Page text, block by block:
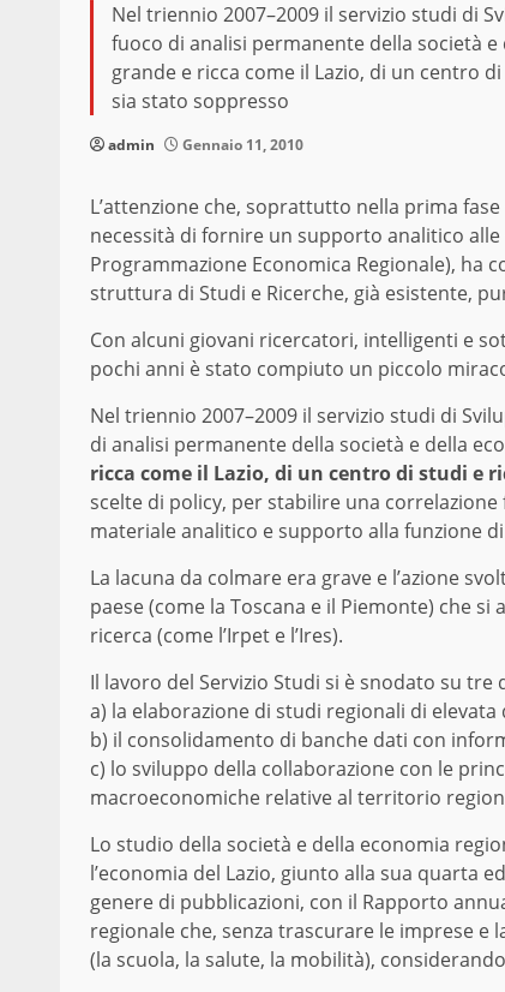
Nel triennio 2007–2009 il servizio studi di
fuoco di analisi permanente della società
grande e ricca come il Lazio, di un centro
sia stato soppresso
admin Gennaio 11, 2010
L’attenzione che, soprattutto nella prima
necessità di fornire un supporto analitico
Programmazione Economica Regionale),
struttura di Studi e Ricerche, già esistente,
Con alcuni giovani ricercatori, intelligenti e
pochi anni è stato compiuto un piccolo
Nel triennio 2007–2009 il servizio studi di
di analisi permanente della società e della
ricca come il Lazio, di un centro di studi e
scelte di policy, per stabilire una
materiale analitico e supporto alla funzione
La lacuna da colmare era grave e l’azione
paese (come la Toscana e il Piemonte) che
ricerca (come l’Irpet e l’Ires).
Il lavoro del Servizio Studi si è snodato su
a) la elaborazione di studi regionali di elevata
b) il consolidamento di banche dati con
c) lo sviluppo della collaborazione con le
macroeconomiche relative al territorio
Lo studio della società e della economia
l’economia del Lazio, giunto alla sua quarta
genere di pubblicazioni, con il Rapporto
regionale che, senza trascurare le imprese
(la scuola, la salute, la mobilità),